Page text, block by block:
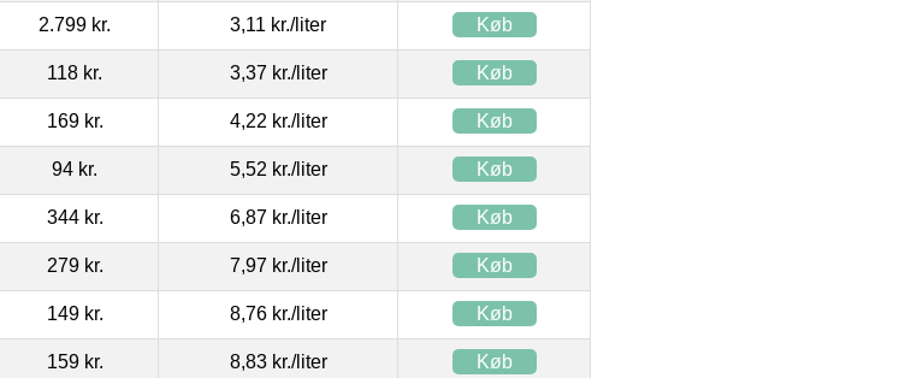
2.799 kr. 3,11 kr./liter Køb
118 kr. 3,37 kr./liter Køb
169 kr. 4,22 kr./liter Køb
94 kr. 5,52 kr./liter Køb
344 kr. 6,87 kr./liter Køb
279 kr. 7,97 kr./liter Køb
149 kr. 8,76 kr./liter Køb
159 kr. 8,83 kr./liter Køb